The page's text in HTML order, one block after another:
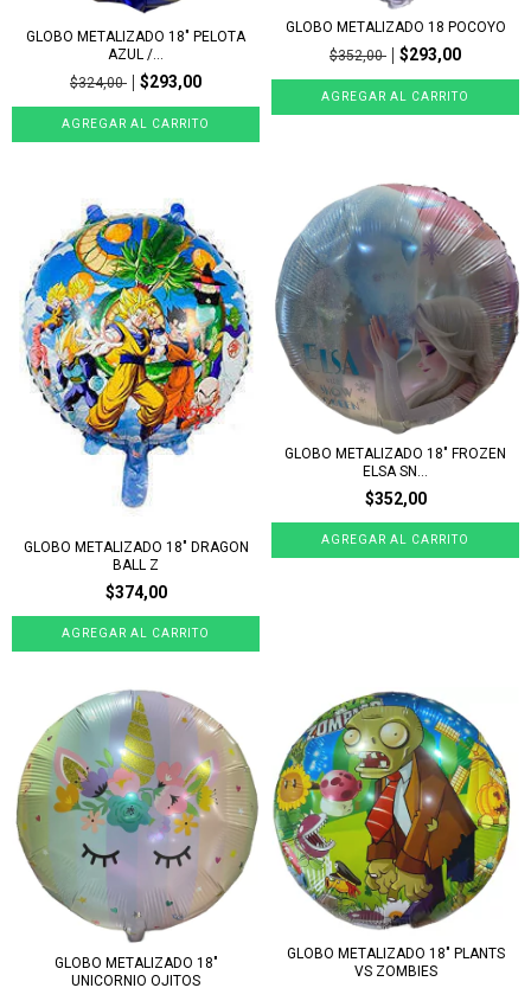
GLOBO METALIZADO 18" PELOTA
AZUL /...
$324,00
$293,00
GLOBO METALIZADO 18 POCOYO
$352,00
$293,00
GLOBO METALIZADO 18" DRAGON
BALL Z
$374,00
GLOBO METALIZADO 18" FROZEN
ELSA SN...
$352,00
GLOBO METALIZADO 18"
UNICORNIO OJITOS
GLOBO METALIZADO 18" PLANTS
VS ZOMBIES